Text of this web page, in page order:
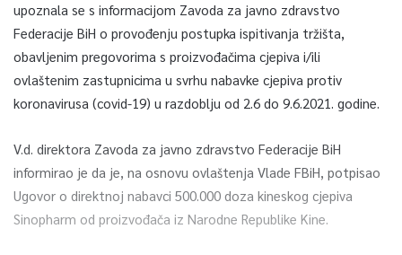
upoznala se s informacijom Zavoda za javno zdravstvo
Federacije BiH o provođenju postupka ispitivanja tržišta,
obavljenim pregovorima s proizvođačima cjepiva i/ili
ovlaštenim zastupnicima u svrhu nabavke cjepiva protiv
koronavirusa (covid-19) u razdoblju od 2.6 do 9.6.2021. godine.
V.d. direktora Zavoda za javno zdravstvo Federacije BiH
informirao je da je, na osnovu ovlaštenja Vlade FBiH, potpisao
Ugovor o direktnoj nabavci 500.000 doza kineskog cjepiva
Sinopharm od proizvođača iz Narodne Republike Kine.